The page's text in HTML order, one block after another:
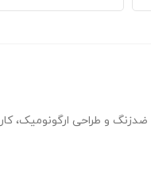
چاقوهای چندکاره و
و طراحی ارگونومیک،